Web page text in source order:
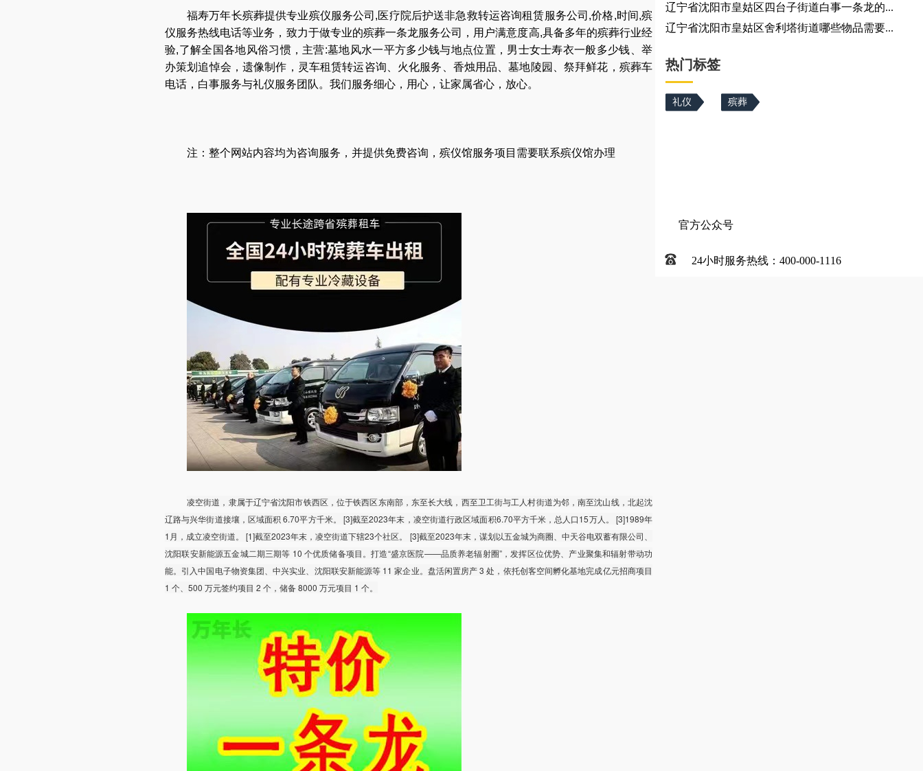
福寿万年长殡葬提供专业殡仪服务公司 ,医疗院后护送非急救转运咨询租赁服务公司 ,价格,时间,殡
仪服务热线电话等业务，致力于做专业的殡葬一条龙服务公司
，用户满意度高,具备多年的殡葬行业经
验,了解全国各地风俗习惯，主营:墓地风水一平方多少钱与地点位置 ， 男士女士寿衣一般多少钱 、举
办策划追悼会 ， 遗像制作 ， 灵车租赁转运咨询 火化服务 香烛用品 、墓地陵园 、祭拜鲜花 ， 殡葬车
电话 ， 白事服务与礼仪服务团队 。我们服务细心，用心，让家属省心，放心。
注：整个网站内容均为咨询服务，并提供免费咨询，殡仪馆服务项目需要联系殡仪馆办理
凌空街道，隶属于辽宁省沈阳市铁西区，位于铁西区东南部，东至长大线，西至卫工街与工人村街道为邻，南至沈山线，北起沈
辽路与兴华街道接壤，区域面积 6.70平方千米。 [3]截至2023年末，凌空街道行政区域面积6.70平方千米，总人口15万人。 [3]1989年
1月，成立凌空街道。 [1]截至2023年末，凌空街道下辖23个社区。 [3]截至2023年末，谋划以五金城为商圈、中天谷电双蓄有限公司、
沈阳联安新能源五金城二期三期等 10 个优质储备项目。打造“盛京医院——品质养老辐射圈”，发挥区位优势、产业聚集和辐射带动功
能。引入中国电子物资集团、中兴实业、沈阳联安新能源等 11 家企业。盘活闲置房产 3 处，依托创客空间孵化基地完成亿元招商项目
1 个、500 万元签约项目 2 个，储备 8000 万元项目 1 个。
辽宁省沈阳市皇姑区四台子街道白事一条龙的...
辽宁省沈阳市皇姑区舍利塔街道哪些物品需要...
热门标签
礼仪 殡葬
官方公众号
24小时服务热线：400-000-1116